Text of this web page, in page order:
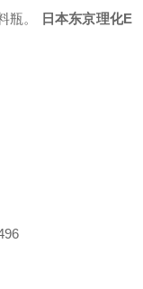
瓶。
日本东京理化E